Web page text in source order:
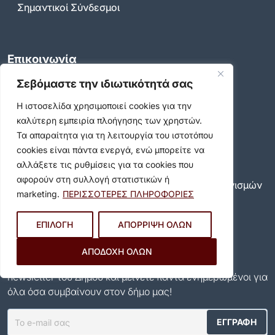
Σεβόμαστε την ιδιωτικότητά σας
Η ιστοσελίδα χρησιμοποιεί cookies για την
καλύτερη εμπειρία πλοήγησης των χρηστών.
Τα απαραίτητα για τη λειτουργία του ιστοτόπου
cookies είναι πάντα ενεργά, ενώ μπορείτε να
αλλάξετε τις ρυθμίσεις για τα cookies που
αφορούν στη συλλογή στατιστικών ή
marketing. ΠΕΡΙΣΣΟΤΕΡΕΣ ΠΛΗΡΟΦΟΡΙΕΣ
ΕΠΙΛΟΓΗ ΑΠΟΡΡΙΨΗ ΟΛΩΝ
ΑΠΟΔΟΧΗ ΟΛΩΝ
Σημαντικοί Σύνδεσμοι
Επικοινωνία
Καραολή & Δημητρίου 36-44, Βύρωνας 16233
Email:info@dimosbyrona.gr
Όροι Χρήσης
Όροι Χρήσης
Πολιτική Προστασίας Προσωπικών Δεδομένων
Πολιτική για τη χρήση των cookies και των μηχανισμών
παρακολούθησης
Δήλωση προσβασιμότητας
Ρυθμίσεις Ιδιωτικότητας
Newsletter
Εγγραφείτε και εσείς συνδρομητές στο δωρεάν
newsletter του Δήμου και μείνετε πάντα ενημερωμένοι για
όλα όσα συμβαίνουν στον δήμο μας!